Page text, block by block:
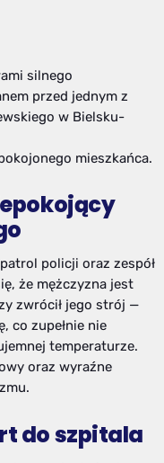
silnego
przed jednym z
w Bielsku-
mieszkańca.
policji oraz zespół
że mężczyzna jest
zwrócił jego strój —
co zupełnie nie
temperaturze.
oraz wyraźne
do szpitala